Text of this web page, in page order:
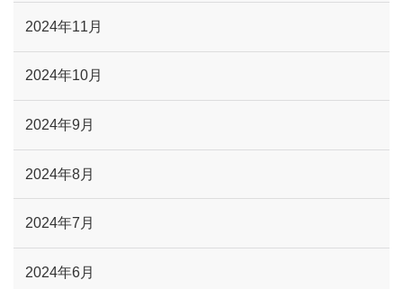
2024年11月
2024年10月
2024年9月
2024年8月
2024年7月
2024年6月